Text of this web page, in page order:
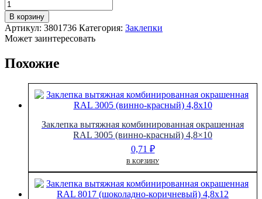
Количество
товара
Заклепка
резьбовая
м6
В корзину
Артикул: 3801736 Категория: Заклепки
Может заинтересовать
Похожие
Заклепка вытяжная комбинированная окрашенная
RAL 3005 (винно-красный) 4,8×10
0,71 ₽
В КОРЗИНУ